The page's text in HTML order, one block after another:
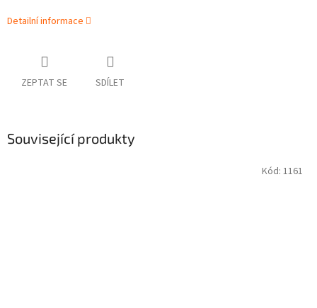
Detailní informace
ZEPTAT SE SDÍLET
Související produkty
Kód: 1161